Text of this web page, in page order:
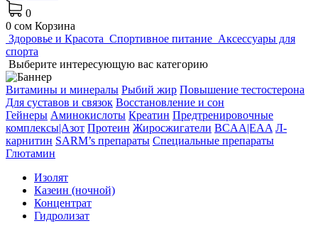
0
0 сом Корзина
Здоровье и Красота Спортивное питание Аксессуары для
спорта
Выберите интересующую вас категорию
Витамины и минералы Рыбий жир Повышение тестостерона
Для суставов и связок Восстановление и сон
Гейнеры Аминокислоты Креатин Предтренировочные
комплексы|Азот Протеин Жиросжигатели BCAA|EAA Л-
карнитин SARM’s препараты Специальные препараты
Глютамин
Изолят
Казеин (ночной)
Концентрат
Гидролизат